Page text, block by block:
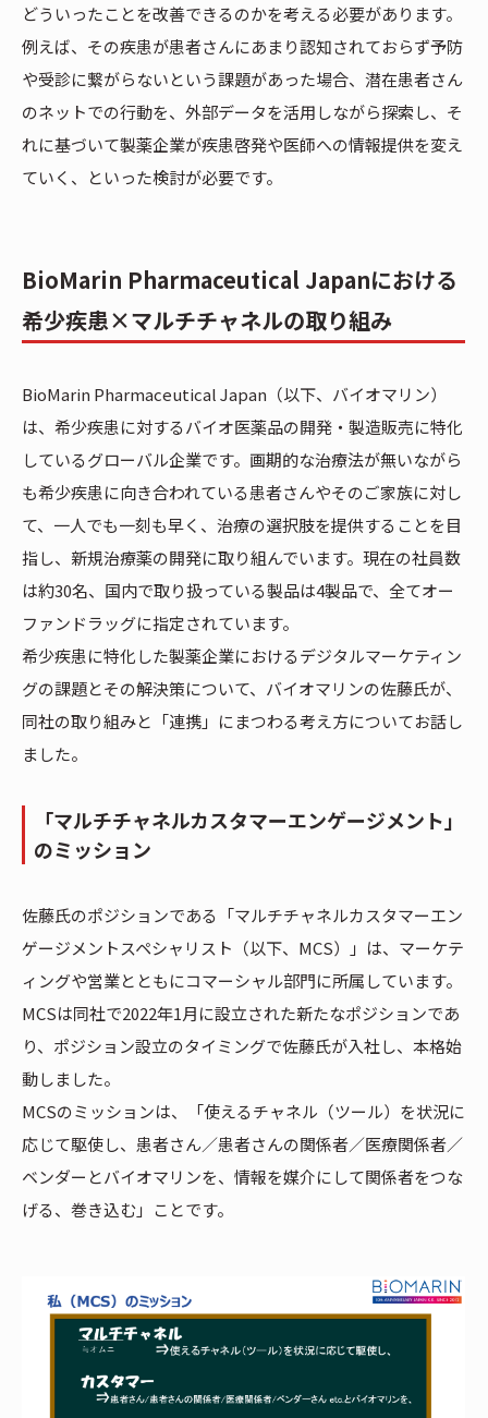
どういったことを改善できるのかを考える必要があります。
例えば、その疾患が患者さんにあまり認知されておらず予防
や受診に繋がらないという課題があった場合、潜在患者さん
のネットでの行動を、外部データを活用しながら探索し、そ
れに基づいて製薬企業が疾患啓発や医師への情報提供を変え
ていく、といった検討が必要です。
BioMarin Pharmaceutical Japanにおける
希少疾患×マルチチャネルの取り組み
BioMarin Pharmaceutical Japan（以下、バイオマリン）
は、希少疾患に対するバイオ医薬品の開発・製造販売に特化
しているグローバル企業です。画期的な治療法が無いながら
も希少疾患に向き合われている患者さんやそのご家族に対し
て、一人でも一刻も早く、治療の選択肢を提供することを目
指し、新規治療薬の開発に取り組んでいます。現在の社員数
は約30名、国内で取り扱っている製品は4製品で、全てオー
ファンドラッグに指定されています。
希少疾患に特化した製薬企業におけるデジタルマーケティン
グの課題とその解決策について、バイオマリンの佐藤氏が、
同社の取り組みと「連携」にまつわる考え方についてお話し
ました。
「マルチチャネルカスタマーエンゲージメント」
のミッション
佐藤氏のポジションである「マルチチャネルカスタマーエン
ゲージメントスペシャリスト（以下、MCS）」は、マーケテ
ィングや営業とともにコマーシャル部門に所属しています。
MCSは同社で2022年1月に設立された新たなポジションであ
り、ポジション設立のタイミングで佐藤氏が入社し、本格始
動しました。
MCSのミッションは、「使えるチャネル（ツール）を状況に
応じて駆使し、患者さん／患者さんの関係者／医療関係者／
ベンダーとバイオマリンを、情報を媒介にして関係者をつな
げる、巻き込む」ことです。